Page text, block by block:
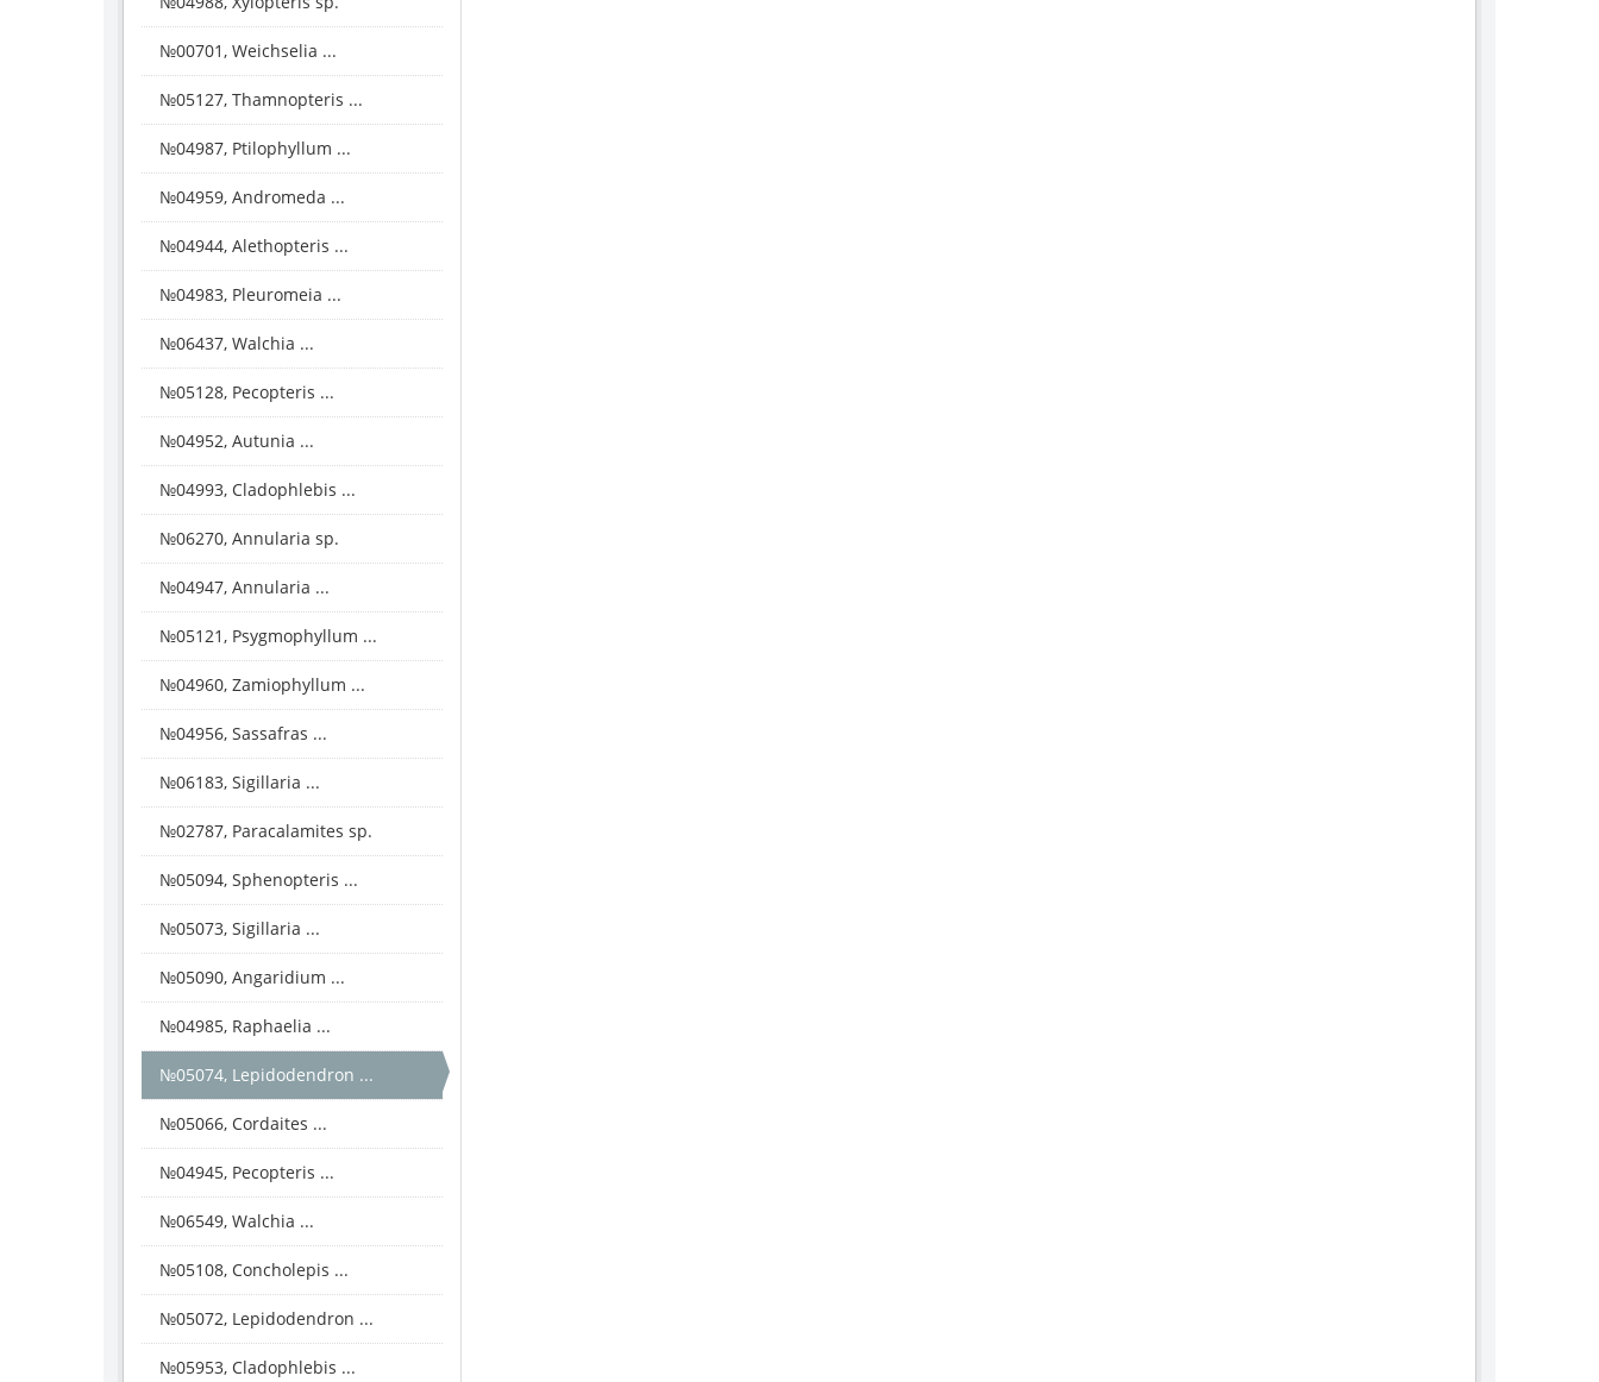
№00701, Weichselia ...
№05127, Thamnopteris ...
№04987, Ptilophyllum ...
№04959, Andromeda ...
№04944, Alethopteris ...
№04983, Pleuromeia ...
№06437, Walchia ...
№05128, Pecopteris ...
№04952, Autunia ...
№04993, Cladophlebis ...
№06270, Annularia sp.
№04947, Annularia ...
№05121, Psygmophyllum ...
№04960, Zamiophyllum ...
№04956, Sassafras ...
№06183, Sigillaria ...
№02787, Paracalamites sp.
№05094, Sphenopteris ...
№05073, Sigillaria ...
№05090, Angaridium ...
№04985, Raphaelia ...
№05074, Lepidodendron ...
№05066, Cordaites ...
№04945, Pecopteris ...
№06549, Walchia ...
№05108, Concholepis ...
№05072, Lepidodendron ...
№05953, Cladophlebis ...